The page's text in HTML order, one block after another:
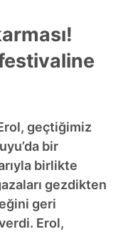
geçtiğimiz
bir
birlikte
gezdikten
geri
Erol,